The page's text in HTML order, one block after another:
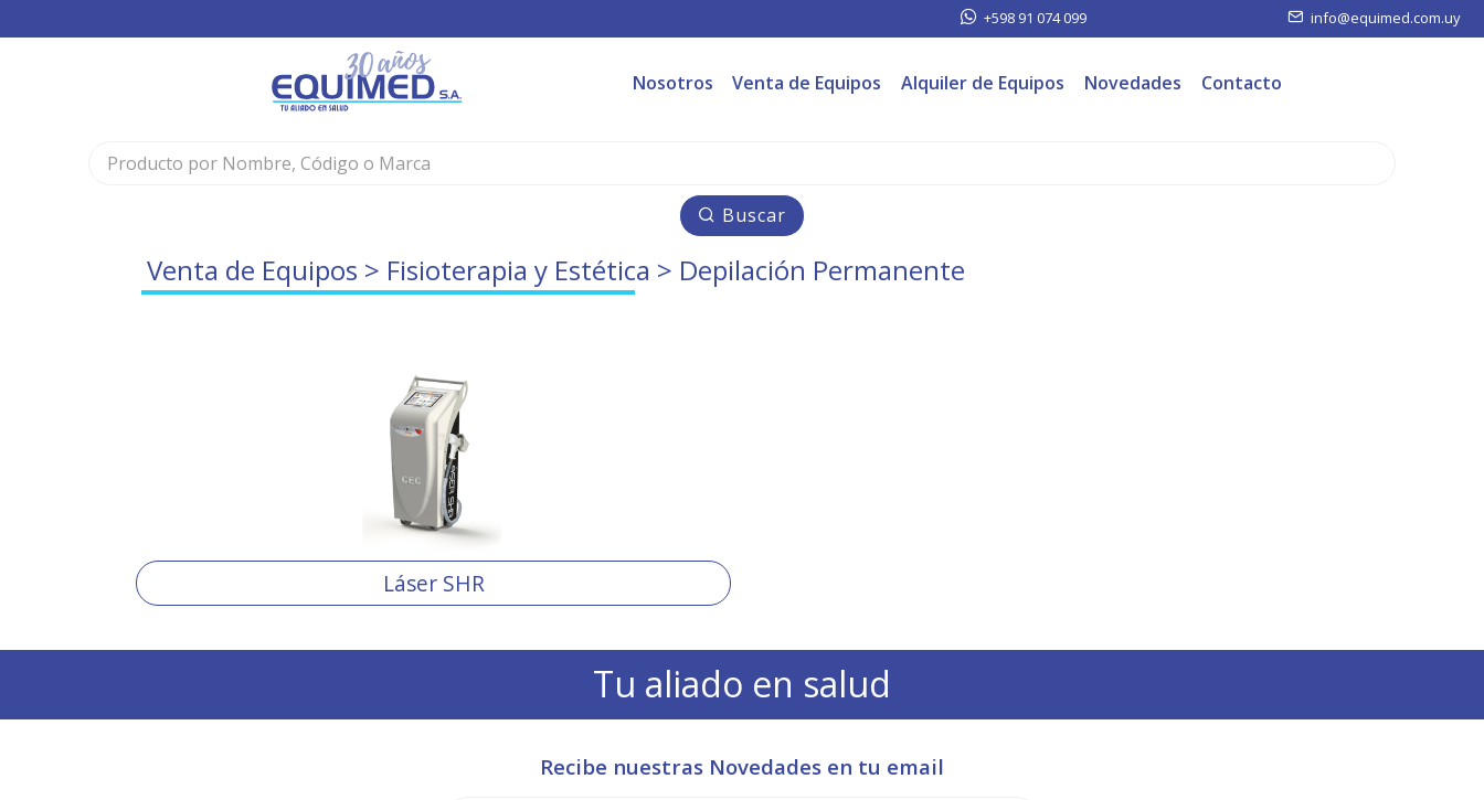
+598 91 074 099 info@equimed.com.uy
Nosotros Venta de Equipos Alquiler de Equipos Novedades Contacto
Buscar
Venta de Equipos > Fisioterapia y Estética > Depilación Permanente
Láser SHR
Tu aliado en salud
Recibe nuestras Novedades en tu email